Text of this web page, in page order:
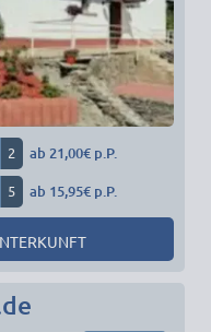
2 ab 21,00€ p.P.
5 ab 15,95€ p.P.